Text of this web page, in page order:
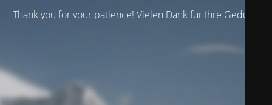
Thank you for your patience! Vielen Dank für Ihre Geduld!